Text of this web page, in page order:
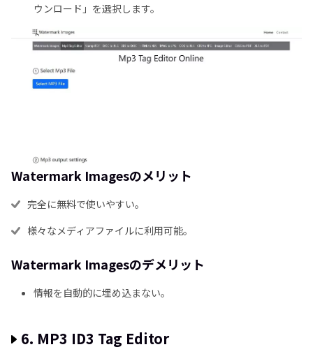
ウンロード」を選択します。
Watermark Imagesのメリット
完全に無料で使いやすい。
様々なメディアファイルに利用可能。
Watermark Imagesのデメリット
情報を自動的に埋め込まない。
6. MP3 ID3 Tag Editor